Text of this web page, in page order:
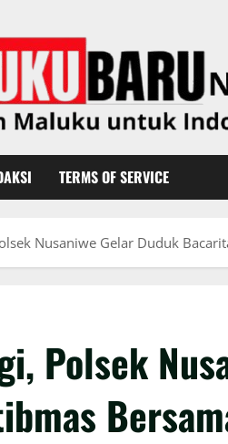
TERMS OF SERVICE
Nusaniwe Gelar Duduk
Polsek